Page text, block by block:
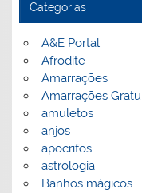
Categorias
A&E Portal
Afrodite
Amarrações
Amarrações
amuletos
anjos
apocrifos
astrologia
Banhos mágicos